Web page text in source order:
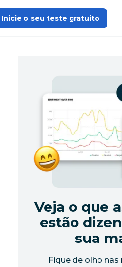
Inicie o seu teste gratuito
Veja o que
estão
sua
Fique de olho nas